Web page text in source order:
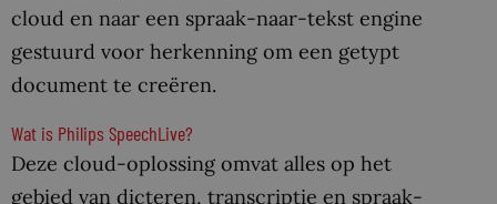
cloud en naar een spraak-naar-tekst engine
gestuurd voor herkenning om een getypt
document te creëren.
Wat is Philips SpeechLive?
Deze cloud-oplossing omvat alles op het
gebied van dicteren, transcriptie en spraak-